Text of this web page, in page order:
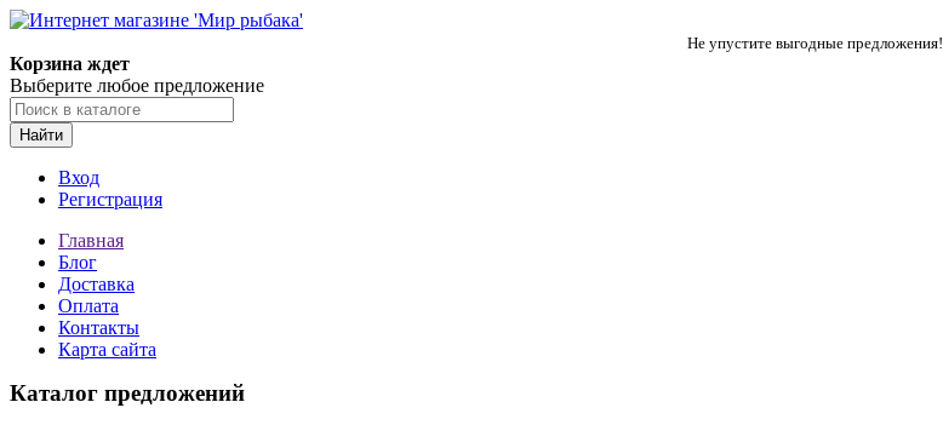
Не упустите выгодные предложения!
Корзина ждет
Выберите любое предложение
Найти
Вход
Регистрация
Главная
Блог
Доставка
Оплата
Контакты
Карта сайта
Каталог предложений